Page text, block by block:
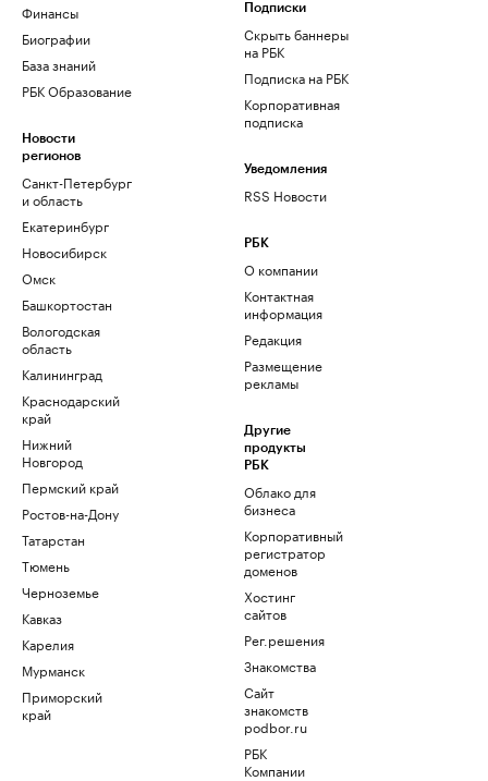
Финансы
Биографии
База знаний
РБК Образование
Новости
регионов
Санкт-Петербург
и область
Екатеринбург
Новосибирск
Омск
Башкортостан
Вологодская
область
Калининград
Краснодарский
край
Нижний
Новгород
Пермский край
Ростов-на-Дону
Татарстан
Тюмень
Черноземье
Кавказ
Карелия
Мурманск
Приморский
край
Подписки
Скрыть баннеры
на РБК
Подписка на РБК
Корпоративная
подписка
Уведомления
RSS Новости
РБК
О компании
Контактная
информация
Редакция
Размещение
рекламы
Другие
продукты
РБК
Облако для
бизнеса
Корпоративный
регистратор
доменов
Хостинг
сайтов
Рег.решения
Знакомства
Сайт
знакомств
podbor.ru
РБК
Компании